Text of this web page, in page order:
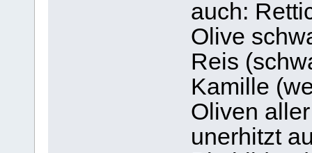
auch:
Olive
Reis
Kamille
Oliven
unerhitzt